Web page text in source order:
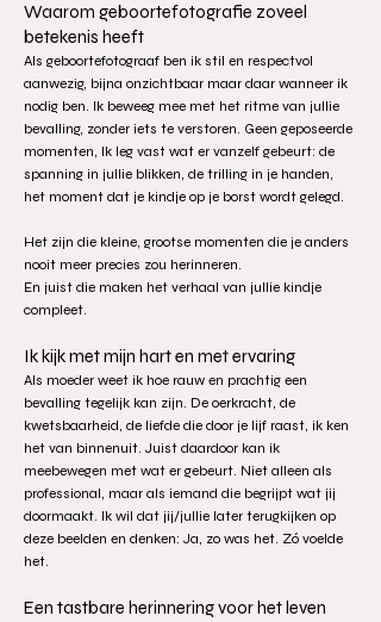
Waarom geboortefotografie zoveel
betekenis heeft
Als geboortefotograaf ben ik stil en respectvol
aanwezig, bijna onzichtbaar maar daar wanneer ik
nodig ben. Ik beweeg mee met het ritme van jullie
bevalling, zonder iets te verstoren. Geen geposeerde
momenten, Ik leg vast wat er vanzelf gebeurt: de
spanning in jullie blikken, de trilling in je handen,
het moment dat je kindje op je borst wordt gelegd.
Het zijn die kleine, grootse momenten die je anders
nooit meer precies zou herinneren.
En juist die maken het verhaal van jullie kindje
compleet.
Ik kijk met mijn hart en met ervaring
Als moeder weet ik hoe rauw en prachtig een
bevalling tegelijk kan zijn. De oerkracht, de
kwetsbaarheid, de liefde die door je lijf raast, ik ken
het van binnenuit. Juist daardoor kan ik
meebewegen met wat er gebeurt. Niet alleen als
professional, maar als iemand die begrijpt wat jij
doormaakt. Ik wil dat jij/jullie later terugkijken op
deze beelden en denken: Ja, zo was het. Zó voelde
het.
Een tastbare herinnering voor het leven